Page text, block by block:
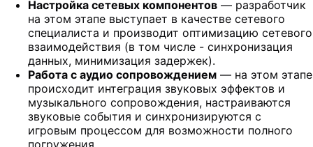
Настройка сетевых компонентов — разработчик
на этом этапе выступает в качестве сетевого
специалиста и производит оптимизацию сетевого
взаимодействия (в том числе - синхронизация
данных, минимизация задержек).
Работа с аудио сопровождением — на этом этапе
происходит интеграция звуковых эффектов и
музыкального сопровождения, настраиваются
звуковые события и синхронизируются с
игровым процессом для возможности полного
погружения.